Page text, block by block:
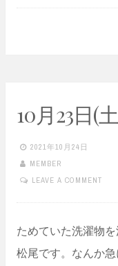
10月23日(
2021年10月24日
MEMBER
LEAVE A COMMENT
ためていた洗濯物
松尾です。なんか